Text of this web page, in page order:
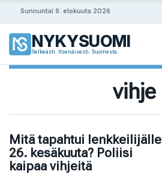
Sunnuntai 9. elokuuta 2026
NYKYSUOMI
Selkeästi. Itsenäisesti. Suomesta.
vihje
Mitä tapahtui lenkkeilijälle
26. kesäkuuta? Poliisi
kaipaa vihjeitä